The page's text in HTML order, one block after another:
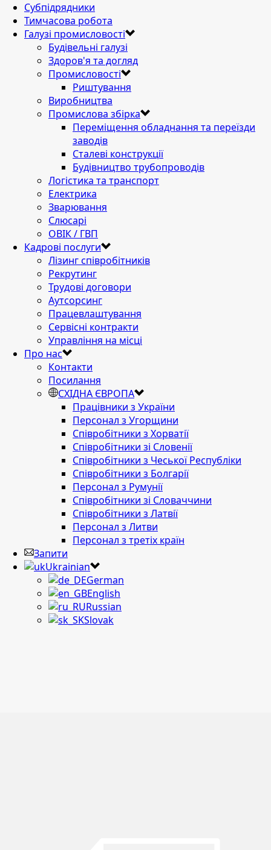
Субпідрядники
Тимчасова робота
Галузі промисловості
Будівельні галузі
Здоров'я та догляд
Промисловості
Риштування
Виробництва
Промислова збірка
Переміщення обладнання та переїзди
заводів
Сталеві конструкції
Будівництво трубопроводів
Логістика та транспорт
Електрика
Зварювання
Слюсарі
ОВІК / ГВП
Кадрові послуги
Лізинг співробітників
Рекрутинг
Трудові договори
Аутсорсинг
Працевлаштування
Сервісні контракти
Управління на місці
Про нас
Контакти
Посилання
СХІДНА ЄВРОПА
Працівники з України
Персонал з Угорщини
Співробітники з Хорватії
Співробітники зі Словенії
Співробітники з Чеської Республіки
Співробітники з Болгарії
Персонал з Румунії
Співробітники зі Словаччини
Співробітники з Латвії
Персонал з Литви
Персонал з третіх країн
Запити
Ukrainian
German
English
Russian
Slovak